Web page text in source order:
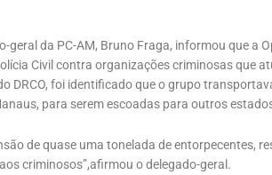
geral da PC-AM, Bruno Fraga, informou que a
Civil contra organizações criminosas que
DRCO, foi identificado que o grupo
para serem escoadas para outros
de quase uma tonelada de entorpecentes,
criminosos”,afirmou o delegado-geral.